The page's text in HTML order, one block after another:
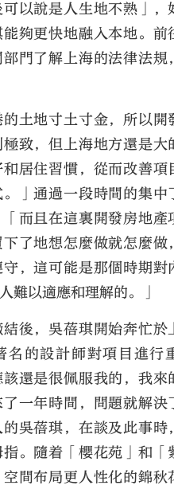
以說是人生地不熟」，
夠更快地融入本地。前
門了解上海的法律法規
的土地寸土寸金，所以開
致，但上海地方還是大
居住習慣，從而改善項
」通過一段時間的集中
而且在這裏開發房地產
了地想怎麼做就怎麼做
，這可能是那個時期對
難以適應和理解的。」
後，吳蓓琪開始奔忙於
名的設計師對項目進行
還是很佩服我的，我來
一年時間，問題就解決
吳蓓琪，在談及此事時
。隨着「櫻花苑」和「
間布局更人性化的錦秋